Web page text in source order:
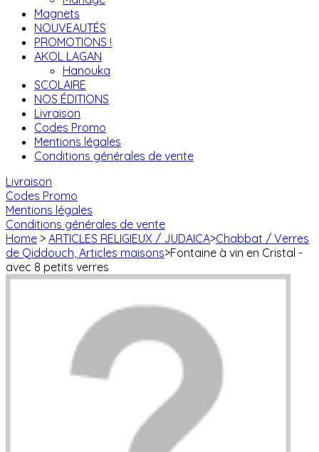
Magnets
NOUVEAUTÉS
PROMOTIONS !
AKOL LAGAN
Hanouka
SCOLAIRE
NOS ÉDITIONS
Livraison
Codes Promo
Mentions légales
Conditions générales de vente
Livraison
Codes Promo
Mentions légales
Conditions générales de vente
Home > ARTICLES RELIGIEUX / JUDAICA>Chabbat / Verres
de Qiddouch, Articles maisons>Fontaine à vin en Cristal -
avec 8 petits verres